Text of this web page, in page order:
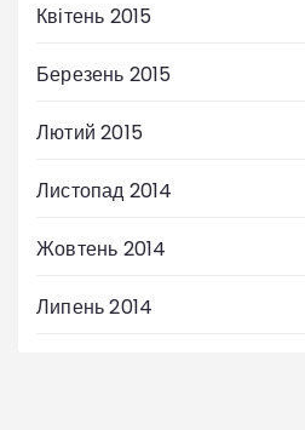
Квітень 2015
Березень 2015
Лютий 2015
Листопад 2014
Жовтень 2014
Липень 2014